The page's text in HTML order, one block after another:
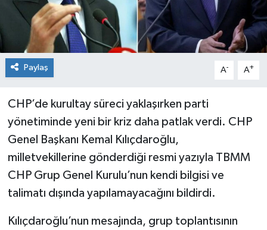
Paylaş A- A+
CHP’de kurultay süreci yaklaşırken parti
yönetiminde yeni bir kriz daha patlak verdi. CHP
Genel Başkanı Kemal Kılıçdaroğlu,
milletvekillerine gönderdiği resmi yazıyla TBMM
CHP Grup Genel Kurulu’nun kendi bilgisi ve
talimatı dışında yapılamayacağını bildirdi.
Kılıçdaroğlu’nun mesajında, grup toplantısının